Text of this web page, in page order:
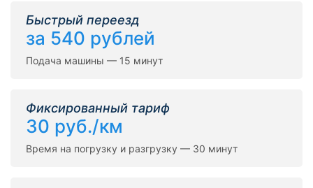
Быстрый переезд
за 540 рублей
Подача машины — 15 минут
Фиксированный тариф
30 руб./км
Время на погрузку и разгрузку — 30 минут